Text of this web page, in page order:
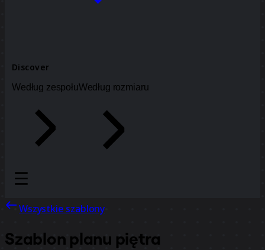
Discover
Według zespołuWedług rozmiaru
Wszystkie szablony
Szablon planu piętra